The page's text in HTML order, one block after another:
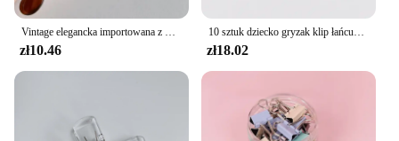
zł10.46 zł18.02